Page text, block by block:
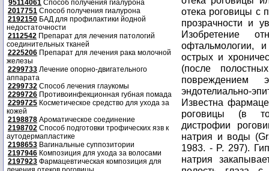
95114061 Способ получения гиалурона
2017751 Способ получения гиалурона
2192150 БАД для профилактики йодной
недостаточности
2112542 Препарат для лечения патологий
соединительных тканей
2225206 Препарат для лечения рака молочной
железы
2299733 Лечение опорно-двигательного
аппарата
2299732 Способ лечения глаукомы
2299726 Противоинфекционная губная помада
2299725 Косметическое средство для ухода за
кожей
2198878 Ароматическое соединение
2198702 Способ подготовки трофических язв к
аутодермапластике
2198653 Вагинальные суппозитории
2197946 Композиция для ухода за волосами
2197923 Фармацевтическая композиция для
отека роговицы с
прозрачности и
Изобретение
офтальмологии,
острых и
(после
повреждением
эндотелиально-
Известна
роговицы (в
дистрофии
натрия и воды
1983. - P. 297).
натрия